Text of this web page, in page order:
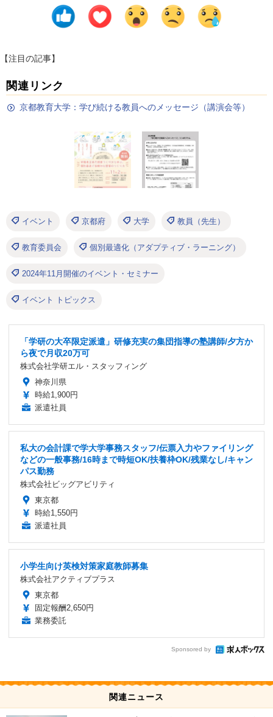
【注目の記事】
関連リンク
京都教育大学：学び続ける教員へのメッセージ（講演会等）
イベント 京都府 大学 教員（先生）
教育委員会 個別最適化（アダプティブ・ラーニング）
2024年11月開催のイベント・セミナー
イベント トピックス
「学研の大卒限定派遣」研修充実の集団指導の塾講師/夕方か
ら夜で月収20万可
株式会社学研エル・スタッフィング
神奈川県
時給1,900円
派遣社員
私大の会計課で学大学事務スタッフ/伝票入力やファイリング
などの一般事務/16時まで時短OK/扶養枠OK/残業なし/キャン
パス勤務
株式会社ビッグアビリティ
東京都
時給1,550円
派遣社員
小学生向け英検対策家庭教師募集
株式会社アクティブプラス
東京都
固定報酬2,650円
業務委託
Sponsored by
関連ニュース